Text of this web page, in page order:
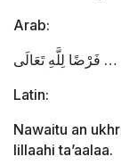
Arab:
فَرْضًا لِلَّهِ تَعَالَى
Latin:
Nawaitu an
lillaahi ta’aalaa.